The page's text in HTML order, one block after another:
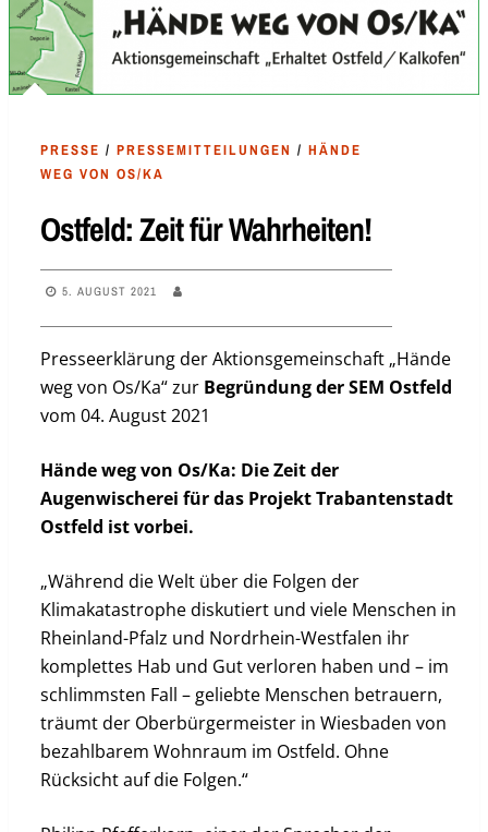
PRESSE / PRESSEMITTEILUNGEN / HÄNDE
WEG VON OS/KA
Ostfeld: Zeit für Wahrheiten!
5. AUGUST 2021
Presseerklärung der Aktionsgemeinschaft „Hände
weg von Os/Ka“ zur Begründung der SEM Ostfeld
vom 04. August 2021
Hände weg von Os/Ka: Die Zeit der
Augenwischerei für das Projekt Trabantenstadt
Ostfeld ist vorbei.
„Während die Welt über die Folgen der
Klimakatastrophe diskutiert und viele Menschen in
Rheinland-Pfalz und Nordrhein-Westfalen ihr
komplettes Hab und Gut verloren haben und – im
schlimmsten Fall – geliebte Menschen betrauern,
träumt der Oberbürgermeister in Wiesbaden von
bezahlbarem Wohnraum im Ostfeld. Ohne
Rücksicht auf die Folgen.“